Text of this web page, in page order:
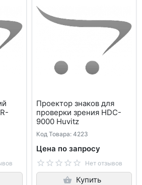
Проектор знаков для
проверки зрения HDC-
9000 Huvitz
Код Товара: 4223
Цена по запросу
Нет отзывов
Купить